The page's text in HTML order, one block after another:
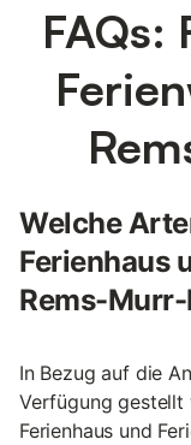
FAQs:
Welche
Ferienhaus
Rems-
In Bezug auf die
Verfügung gestellt
Ferienhaus und